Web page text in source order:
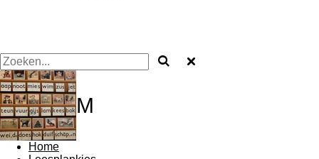
M
Home